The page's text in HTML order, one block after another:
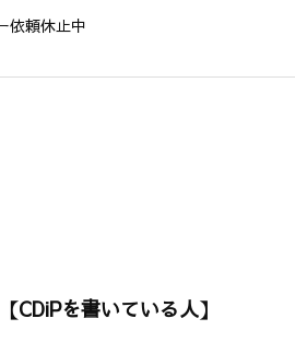
依頼休止中
【CDiPを書いている人】